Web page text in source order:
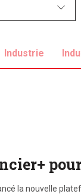
Industrie
la nouvelle